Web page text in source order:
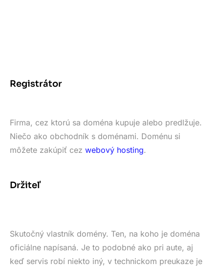
Registrátor
Firma, cez ktorú sa doména kupuje alebo predlžuje.
Niečo ako obchodník s doménami. Doménu si
môžete zakúpiť cez webový hosting.
Držiteľ
Skutočný vlastník domény. Ten, na koho je doména
oficiálne napísaná. Je to podobné ako pri aute, aj
keď servis robí niekto iný, v technickom preukaze je